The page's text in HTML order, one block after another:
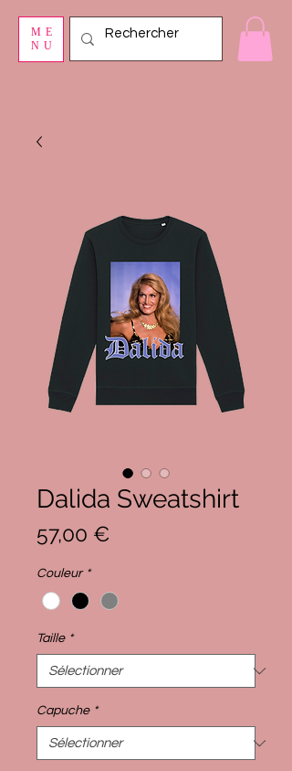
ME
NU
Dalida Sweatshirt
57,00 €
Couleur *
Taille *
Capuche *